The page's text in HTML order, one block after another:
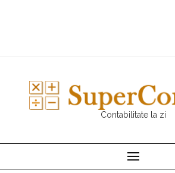
Contabilitate la zi